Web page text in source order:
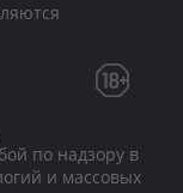
по надзору в
и массовых